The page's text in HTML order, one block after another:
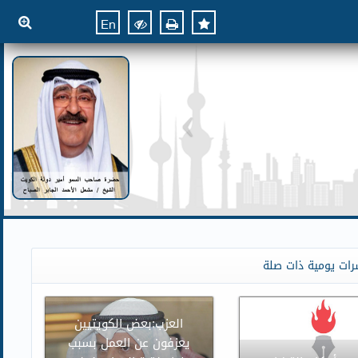
En
يومية ذات صلة
العزب:بعض الكويتيين
يعزفون عن العمل بسبب